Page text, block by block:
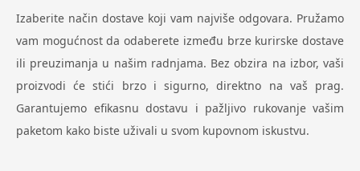
Izaberite način dostave koji vam najviše odgovara. Pružamo
vam mogućnost da odaberete između brze kurirske dostave
ili preuzimanja u našim radnjama. Bez obzira na izbor, vaši
proizvodi će stići brzo i sigurno, direktno na vaš prag.
Garantujemo efikasnu dostavu i pažljivo rukovanje vašim
paketom kako biste uživali u svom kupovnom iskustvu.